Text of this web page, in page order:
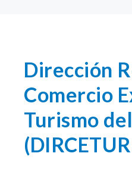
Dirección
Comercio
Turismo